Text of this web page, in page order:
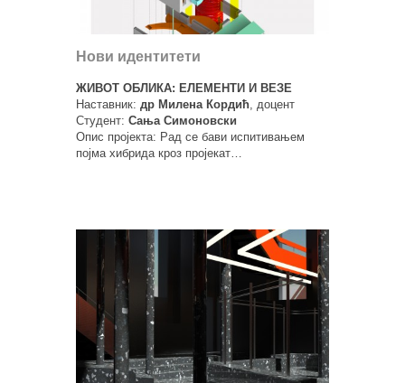
Нови идентитети
ЖИВОТ ОБЛИКА: ЕЛЕМЕНТИ И ВЕЗЕ
Наставник: др Милена Кордић , доцент
Студент: Сања Симоновски
Опис пројекта: Рад се бави испитивањем
појма хибрида кроз пројекат…